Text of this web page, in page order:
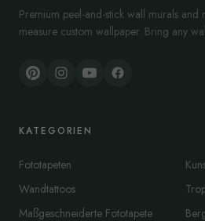
Premium peel-and-stick wall murals and
measure custom wallpaper. Bring any
KATEGORIEN
Fototapeten
Wandtattoos
Maßgeschneiderte Fototapete